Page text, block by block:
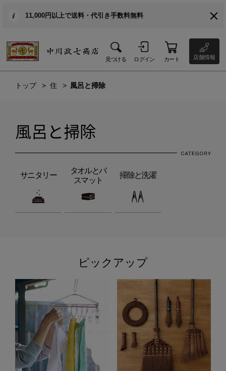
11,000円以上で送料・代引き手数料無料
見つける ログイン カート 店舗情報
トップ 住 風呂と掃除
風呂と掃除
サニタリー
タオルとバ
スマット
掃除と洗濯
ピックアップ